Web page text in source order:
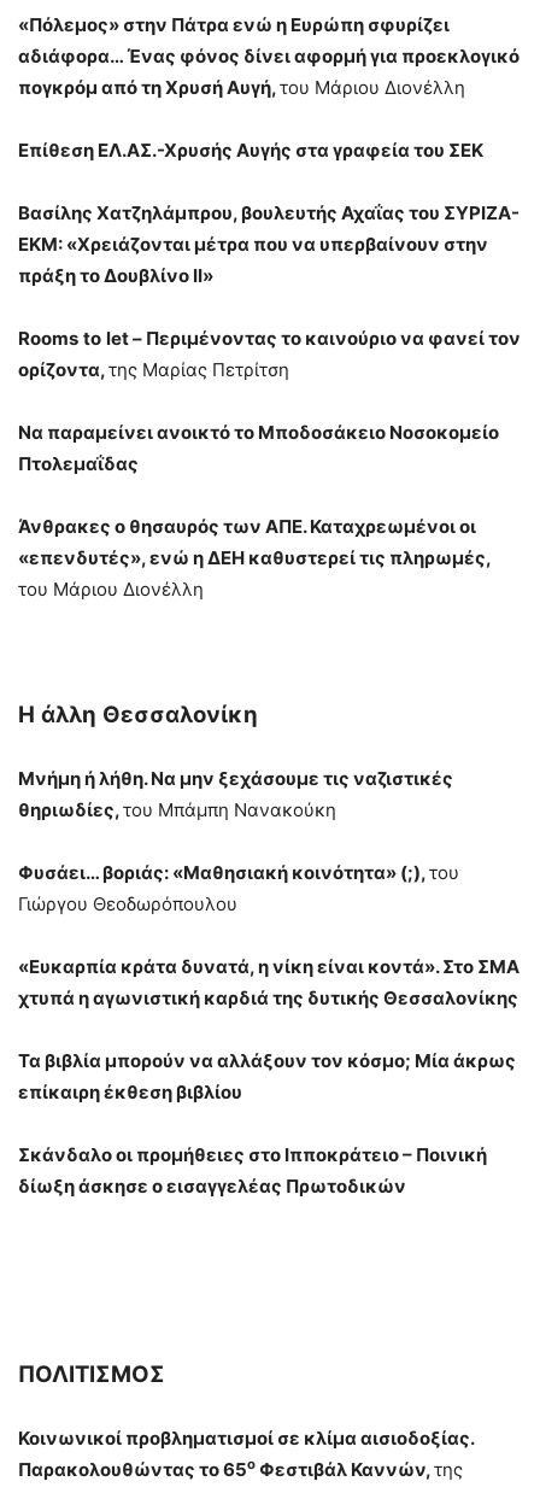
«Πόλεμος» στην Πάτρα ενώ η Ευρώπη σφυρίζει
αδιάφορα… Ένας φόνος δίνει αφορμή για προεκλογικό
πογκρόμ από τη Χρυσή Αυγή,του Μάριου Διονέλλη
Επίθεση ΕΛ.ΑΣ.-Χρυσής Αυγής στα γραφεία του ΣΕΚ
Βασίλης Χατζηλάμπρου, βουλευτής Αχαΐας του ΣΥΡΙΖΑ-
ΕΚΜ: «Χρειάζονται μέτρα που να υπερβαίνουν στην
πράξη το Δουβλίνο ΙΙ»
Rooms to let– Περιμένοντας το καινούριο να φανεί τον
ορίζοντα,της Μαρίας Πετρίτση
Να παραμείνει ανοικτό το Μποδοσάκειο Νοσοκομείο
Πτολεμαΐδας
Άνθρακες ο θησαυρός των ΑΠΕ. Καταχρεωμένοι οι
«επενδυτές», ενώ η ΔΕΗ καθυστερεί τις πληρωμές,
του Μάριου Διονέλλη
Η άλλη Θεσσαλονίκη
Μνήμη ή λήθη. Να μην ξεχάσουμε τις ναζιστικές
θηριωδίες,του Μπάμπη Νανακούκη
Φυσάει… βοριάς: «Μαθησιακή κοινότητα» (;),του
Γιώργου Θεοδωρόπουλου
«Ευκαρπία κράτα δυνατά, η νίκη είναι κοντά». Στο ΣΜΑ
χτυπά η αγωνιστική καρδιά της δυτικής Θεσσαλονίκης
Τα βιβλία μπορούν να αλλάξουν τον κόσμο; Μία άκρως
επίκαιρη έκθεση βιβλίου
Σκάνδαλο οι προμήθειες στο Ιπποκράτειο – Ποινική
δίωξη άσκησε ο εισαγγελέας Πρωτοδικών
ΠΟΛΙΤΙΣΜΟΣ
Κοινωνικοί προβληματισμοί σε κλίμα αισιοδοξίας.
Παρακολουθώντας το 65ο Φεστιβάλ Καννών,της